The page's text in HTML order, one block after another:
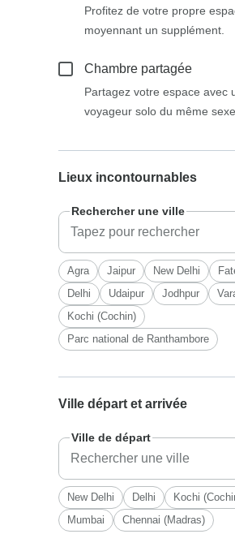
Profitez de votre propre
moyennant un supplément.
Chambre partagée
Partagez votre espace avec
voyageur solo du même sexe.
Lieux incontournables
Rechercher une ville
Agra Jaipur New Delhi
Delhi
Udaipur Jodhpur
Kochi (Cochin)
Parc national de Ranthambore
Ville départ et arrivée
Ville de départ
New Delhi Delhi
Kochi
Mumbai
Chennai (Madras)